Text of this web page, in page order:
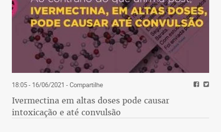
18:05 - 16/06/2021 - Compartilhe
Ivermectina em altas doses pode causar
intoxicação e até convulsão